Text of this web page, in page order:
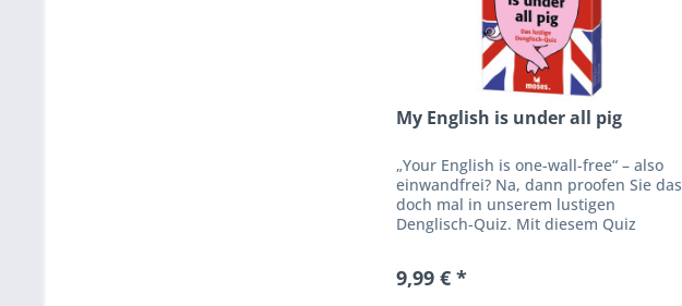
My English is under all pig
„Your English is one-wall-free“ – also
einwandfrei? Na, dann proofen Sie das
doch mal in unserem lustigen
Denglisch-Quiz. Mit diesem Quiz
9,99 € *